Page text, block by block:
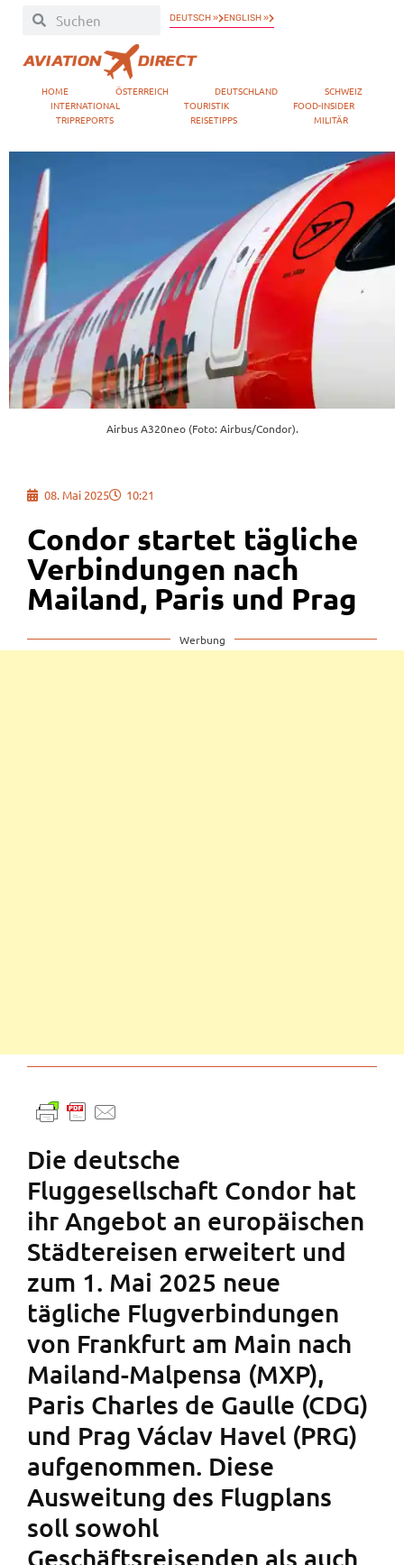
DEUTSCH » ENGLISH »
HOME ÖSTERREICH DEUTSCHLAND
SCHWEIZ
INTERNATIONAL
TOURISTIK
FOOD-INSIDER
TRIPREPORTS
REISETIPPS MILITÄR
Airbus A320neo (Foto: Airbus/Condor).
08. Mai 2025 10:21
Condor startet tägliche
Verbindungen nach
Mailand, Paris und Prag
Werbung
Die deutsche
Fluggesellschaft Condor hat
ihr Angebot an europäischen
Städtereisen erweitert und
zum 1. Mai 2025 neue
tägliche Flugverbindungen
von Frankfurt am Main nach
Mailand-Malpensa (MXP),
Paris Charles de Gaulle (CDG)
und Prag Václav Havel (PRG)
aufgenommen. Diese
Ausweitung des Flugplans
soll sowohl
Geschäftsreisenden als auch